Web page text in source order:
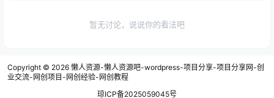
暂无讨论，说说你的看法吧
Copyright © 2026 懒人资源-懒人资源吧-wordpress-项目分享-项目分享网-创
业交流-网创项目-网创经验-网创教程
琼ICP备2025059045号